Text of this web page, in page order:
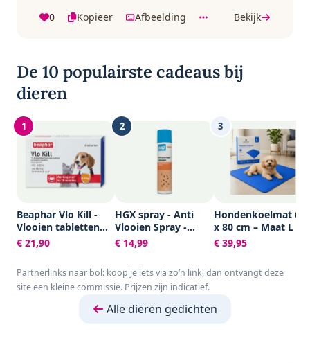
0 Kopieer Afbeelding Bekijk
De 10 populairste cadeaus bij
dieren
1
Beaphar Vlo Kill -
Vlooien tabletten
kleine hond/kat -
Tot 11kg - 6
€ 21,90
2
HGX spray - Anti
Vlooien Spray -
400ml
€ 14,99
3
Hondenkoelmat 60
x 80 cm – Maat L –
Verkoelende Mat
voor Kleine Honden
giftige gel
€ 39,95
Partnerlinks naar bol: koop je iets via zo’n link, dan ontvangt deze
site een kleine commissie. Prijzen zijn indicatief.
Alle dieren gedichten